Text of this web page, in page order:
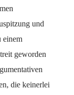
und
einem
geworden
die keinerlei